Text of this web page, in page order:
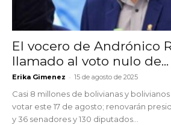
El vocero de Andrónico
llamado al voto nulo de...
Erika Gimenez - 15 de agosto de 2025
Casi 8 millones de bolivianas y
votar este 17 de agosto; renovarán
y 36 senadores y 130 diputados...